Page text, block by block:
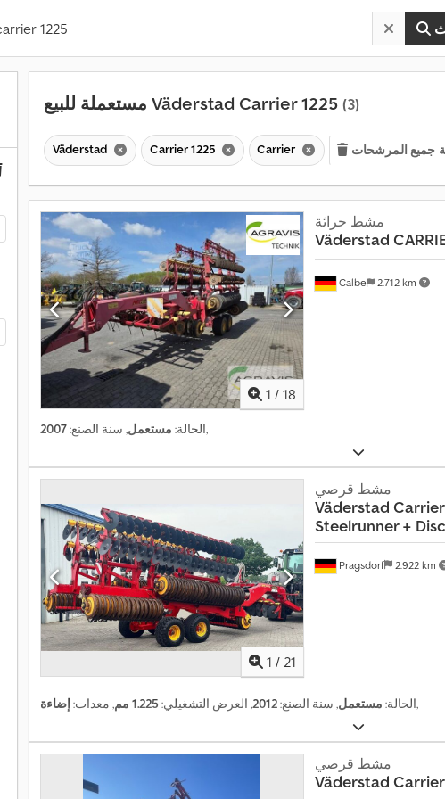
مستعملة للبيع Väderstad Carrier 1225 (3)
Väderstad Carrier 1225 Carrier جميع المرشحات
1 / 18
Calbe 2.712 km
مشط حراثة
Väderstad
الحالة: مستعمل, سنة الصنع:2007 ,
1 / 21
Pragsdorf 2.922 km
مشط قرصي
Väderstad
Steelrunner +
الحالة: مستعمل, سنة الصنع:2012, العرض التشغيلي: 1.225 مم , معدات: إضاءة ,
مشط قرصي
Väderstad
ا
ل
ر
ن
م
ل